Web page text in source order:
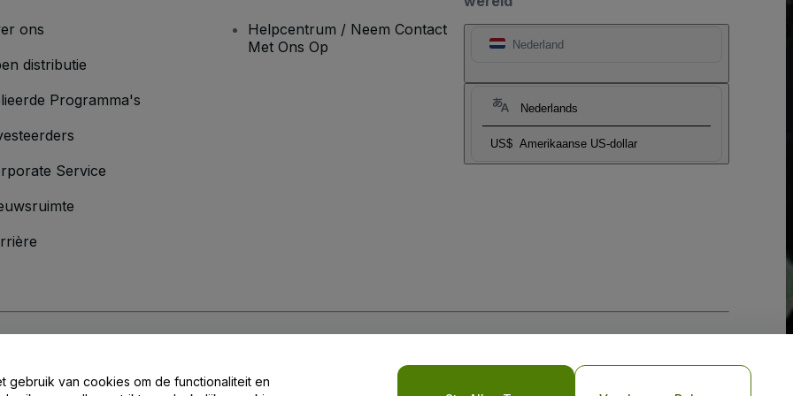
Nederland
Nederlands
US$ Amerikaanse US-dollar
ons
distributie
Programma's
Service
Helpcentrum / Neem Contact
Met Ons Op
privacybeleid voor mobiel
gebruik van cookies om de functionaliteit en